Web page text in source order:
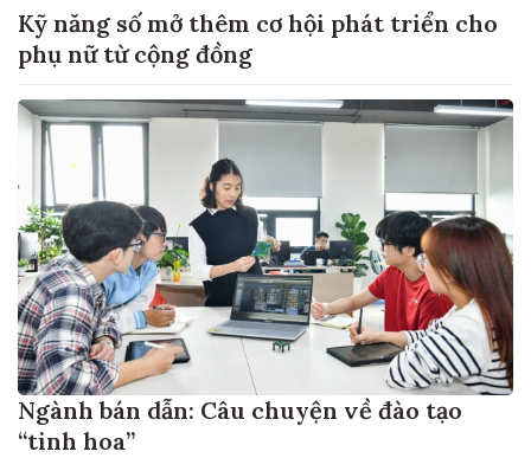
Kỹ năng số mở thêm cơ hội phát triển cho
phụ nữ từ cộng đồng
Ngành bán dẫn: Câu chuyện về đào tạo
“tinh hoa”